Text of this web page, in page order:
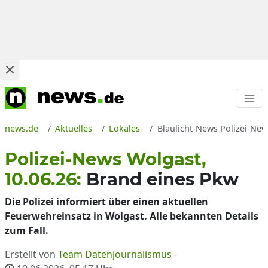
news.de Aktuelles Lokales Blaulicht-News Polizei-
Polizei-News Wolgast,
10.06.26: Brand eines Pkw
Die Polizei informiert über einen aktuellen
Feuerwehreinsatz in Wolgast. Alle bekannten Details
zum Fall.
Erstellt von Team Datenjournalismus -